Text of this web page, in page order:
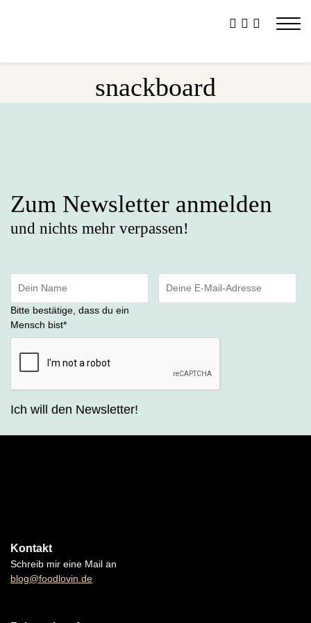
snackboard
Zum Newsletter anmelden
und nichts mehr verpassen!
Bitte bestätige, dass du ein
Mensch bist*
Ich will den Newsletter!
Kontakt
Schreib mir eine Mail an
blog@foodlovin.de